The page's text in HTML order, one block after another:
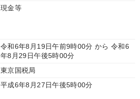
現金等
令和6年8月19日午前9時00分 から 令和6
年8月29日午後5時00分
東京国税局
平成6年8月27日午後5時00分